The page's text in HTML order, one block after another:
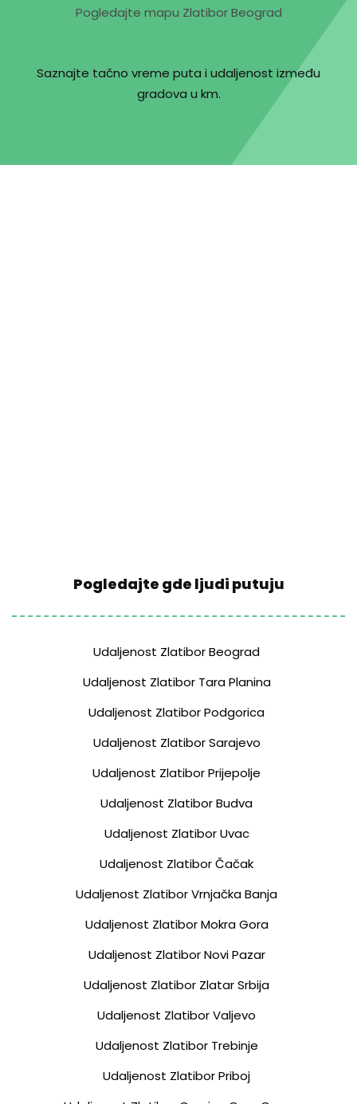
Pogledajte mapu Zlatibor Beograd
Saznajte tačno vreme puta i udaljenost između
gradova u km.
Pogledajte gde ljudi putuju
Udaljenost Zlatibor Beograd
Udaljenost Zlatibor Tara Planina
Udaljenost Zlatibor Podgorica
Udaljenost Zlatibor Sarajevo
Udaljenost Zlatibor Prijepolje
Udaljenost Zlatibor Budva
Udaljenost Zlatibor Uvac
Udaljenost Zlatibor Čačak
Udaljenost Zlatibor Vrnjačka Banja
Udaljenost Zlatibor Mokra Gora
Udaljenost Zlatibor Novi Pazar
Udaljenost Zlatibor Zlatar Srbija
Udaljenost Zlatibor Valjevo
Udaljenost Zlatibor Trebinje
Udaljenost Zlatibor Priboj